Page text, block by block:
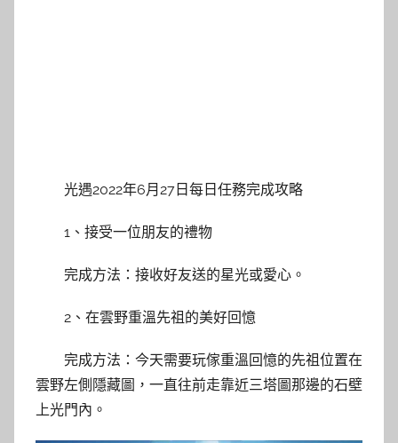
光遇2022年6月27日每日任務完成攻略
1、接受一位朋友的禮物
完成方法：接收好友送的星光或愛心。
2、在雲野重溫先祖的美好回憶
完成方法：今天需要玩傢重溫回憶的先祖位置在
雲野左側隱藏圖，一直往前走靠近三塔圖那邊的石壁
上光門內。